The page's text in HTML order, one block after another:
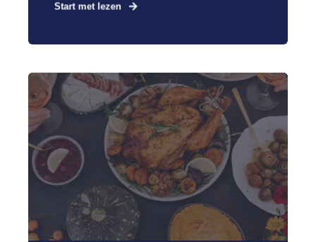
Start met lezen